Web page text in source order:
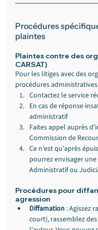
Procédures
plaintes
Plaintes contre des
CARSAT)
Pour les litiges avec des
procédures
Contactez le service
En cas de réponse
administratif
Faites appel auprès
Commission de
Ce n'est qu'après
pourrez envisager
Administratif ou
Procédures pour
agression
Diffamation : Agissez
court), rassemblez